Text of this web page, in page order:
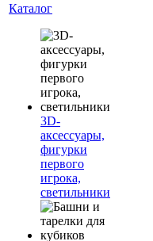
Каталог
3D-
аксессуары,
фигурки
первого
игрока,
светильники